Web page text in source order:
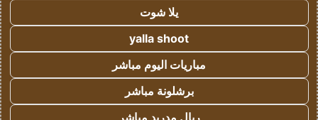
يلا شوت
yalla shoot
مباريات اليوم مباشر
برشلونة مباشر
ريال مدريد مباشر